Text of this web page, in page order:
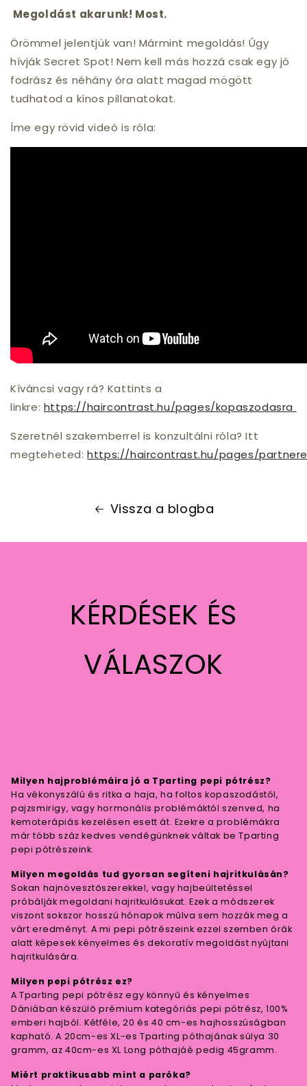
Megoldást akarunk! Most.
Örömmel jelentjük van! Mármint megoldás! Úgy
hívják Secret Spot! Nem kell más hozzá csak egy jó
fodrász és néhány óra alatt magad mögött
tudhatod a kínos pillanatokat.
Íme egy rövid videó is róla:
Kíváncsi vagy rá? Kattints a
linkre: https://haircontrast.hu/pages/kopaszodasra
Szeretnél szakemberrel is konzultálni róla? Itt
megteheted:https://haircontrast.hu/pages/
Vissza a blogba
KÉRDÉSEK ÉS
VÁLASZOK
Milyen hajproblémáira jó a Tparting pepi pótrész?
Ha vékonyszálú és ritka a haja, ha foltos kopaszodástól,
pajzsmirigy, vagy hormonális problémáktól szenved, ha
kemoterápiás kezelésen esett át. Ezekre a problémákra
már több száz kedves vendégünknek váltak be Tparting
pepi pótrészeink.
Milyen megoldás tud gyorsan segíteni hajritkulásán?
Sokan hajnövesztőszerekkel, vagy hajbeültetéssel
próbálják megoldani hajritkulásukat. Ezek a módszerek
viszont sokszor hosszú hónapok múlva sem hozzák meg a
várt eredményt. A mi pepi pótrészeink ezzel szemben órák
alatt képesek kényelmes és dekoratív megoldást nyújtani
hajritkulására.
Milyen pepi pótrész ez?
A Tparting pepi pótrész egy könnyű és kényelmes
Dániában készülő prémium kategóriás pepi pótrész, 100%
emberi hajból. Kétféle, 20 és 40 cm-es hajhosszúságban
kapható. A 20cm-es XL-es Tparting póthajának súlya 30
gramm, az 40cm-es XL Long póthajáé pedig 45gramm.
Miért praktikusabb mint a paróka?